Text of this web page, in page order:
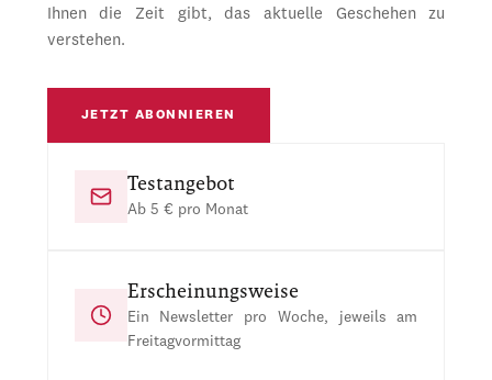
Ihnen die Zeit gibt, das aktuelle Geschehen zu
verstehen.
JETZT ABONNIEREN
Testangebot
Ab 5 € pro Monat
Erscheinungsweise
Ein Newsletter pro Woche, jeweils am
Freitagvormittag